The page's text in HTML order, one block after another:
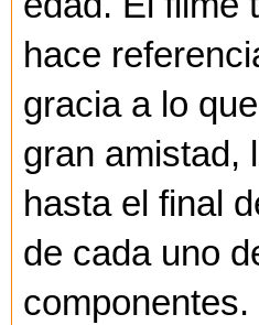
hace
gracia a lo
gran amistad,
hasta el final
de cada uno
componentes.